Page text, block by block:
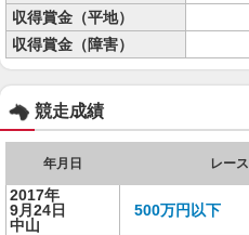
収得賞金（平地）
収得賞金（障害）
競走成績
年月日 レース
2017年
9月24日
中山
500万円以下